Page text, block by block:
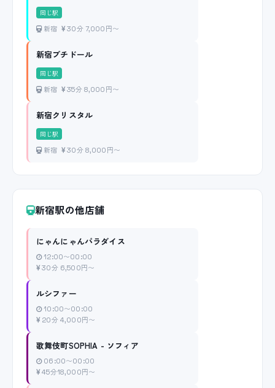
同じ駅
新宿 30分 7,000円〜
新宿プチドール
同じ駅
新宿 35分 8,000円〜
新宿クリスタル
同じ駅
新宿 30分 8,000円〜
新宿駅の他店舗
にゃんにゃんパラダイス
12:00〜00:00
30分 6,500円〜
ルシファー
10:00〜00:00
20分 4,000円〜
歌舞伎町SOPHIA - ソフィア
06:00〜00:00
45分18,000円〜